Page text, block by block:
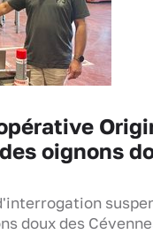
oignons
doux des